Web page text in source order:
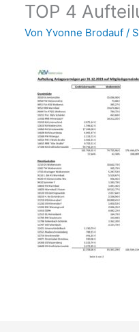
TOP 4
VonYvonne Brodauf/